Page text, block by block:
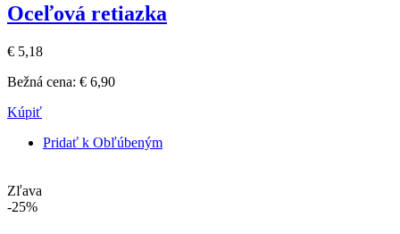
Oceľová retiazka
€ 5,18
Bežná cena: € 6,90
Kúpiť
Pridať k Obľúbeným
Zľava
-25%